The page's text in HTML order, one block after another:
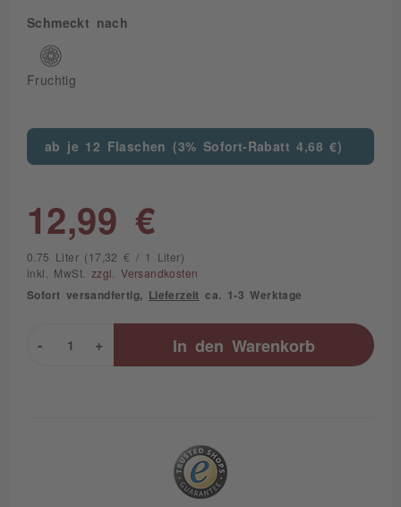
Schmeckt nach
Fruchtig
ab je 12 Flaschen (3% Sofort-Rabatt 4,68 €)
12,99 €
0.75 Liter (17,32 € / 1 Liter)
inkl. MwSt. zzgl. Versandkosten
Sofort versandfertig, Lieferzeit ca. 1-3 Werktage
+
- In den Warenkorb